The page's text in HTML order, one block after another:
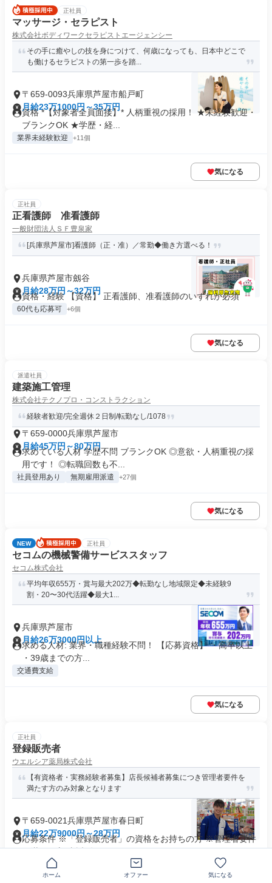
正社員
マッサージ・セラピスト
株式会社ボディワークセラピストエージェンシー
その手に癒やしの技を身につけて、何歳になっても、日本中どこで
も働けるセラピストの第一歩を踏...
〒659-0093兵庫県芦屋市船戸町
月給23万1000円～35万円
資格 *【対象者全員面接】* 人柄重視の採用！ ★未経験歓迎・
ブランクOK ★学歴・経...
業界未経験歓迎 +11個
気になる
正社員
正看護師 准看護師
一般財団法人ＳＦ豊泉家
[兵庫県芦屋市]看護師（正・准）／常勤◆働き方選べる！
兵庫県芦屋市劔谷
月給28万円～32万円
資格・経験 【資格】 正看護師、准看護師のいずれか必須
60代も応募可 +6個
気になる
派遣社員
建築施工管理
株式会社テクノプロ・コンストラクション
経験者歓迎/完全週休２日制/転勤なし/1078
〒659-0000兵庫県芦屋市
月給45万円～80万円
求めている人材 学歴不問 ブランクOK ◎意欲・人柄重視の採
用です！ ◎転職回数も不...
社員登用あり 無期雇用派遣 +27個
気になる
NEW 正社員
セコムの機械警備サービススタッフ
セコム株式会社
平均年収655万・賞与最大202万◆転勤なし地域限定◆未経験9
割・20〜30代活躍◆最大1...
兵庫県芦屋市
月給26万3000円以上
求める人材: 業界・職種経験不問！ 【応募資格】 ・高卒以上
・39歳までの方...
交通費支給
気になる
正社員
登録販売者
ウエルシア薬局株式会社
【有資格者・実務経験者募集】店長候補者募集につき管理者要件を
満たす方のみ対象となります
〒659-0021兵庫県芦屋市春日町
月給22万9000円～28万円
応募条件 ※「登録販売者」の資格をお持ちの方 ※管理者要件
を満たす方(直近5年のうち1...
ホーム オファー 気になる